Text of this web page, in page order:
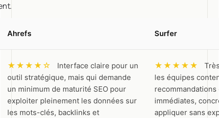
Ahrefs Surfer
★★★★☆
Interface claire pour un
outil stratégique, mais qui demande
un minimum de maturité SEO pour
exploiter pleinement les données sur
les mots-clés, backlinks et
★★★★★
les équipes
recommandations
immédiates,
appliquer sans